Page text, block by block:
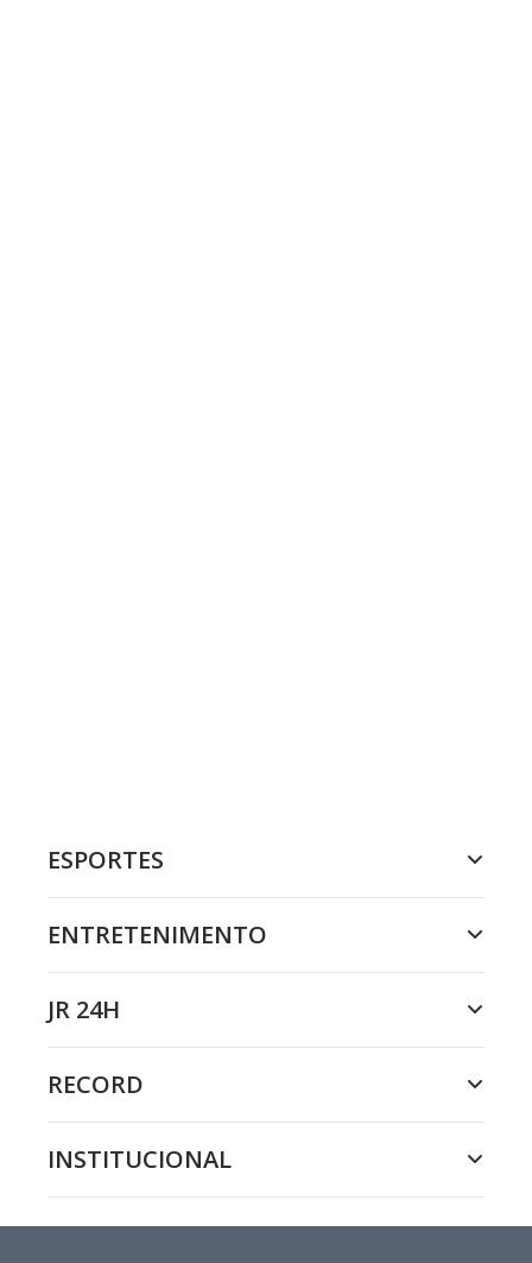
ESPORTES
ENTRETENIMENTO
JR 24H
RECORD
INSTITUCIONAL